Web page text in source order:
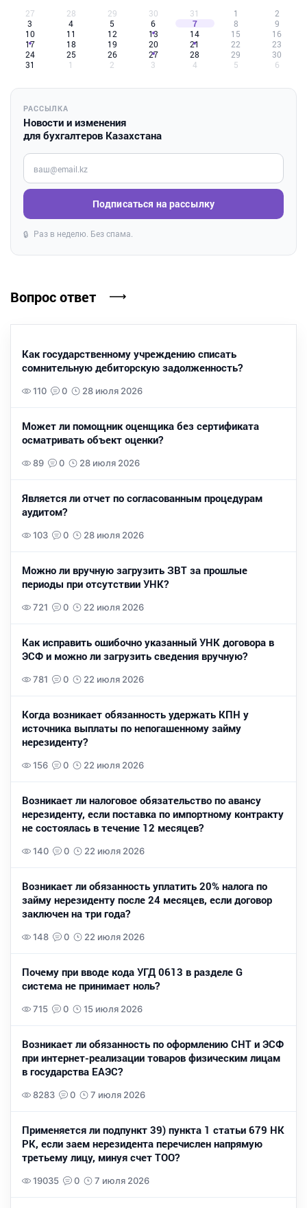
27 28 29 30 31 1
2
3
4 5 6 7 8
9
10
11 12 13 14 15
16
17
18 19 20 21 22
23
24
25 26 27 28 29
30
31
1 2 3 4 5 6
РАССЫЛКА
Новости и изменения
для бухгалтеров Казахстана
Введите ваш e-mail
Подписаться на рассылку
🔒 Раз в неделю. Без спама.
Вопрос ответ
Как государственному учреждению списать
сомнительную дебиторскую задолженность?
110 0 28 июля 2026
Может ли помощник оценщика без сертификата
осматривать объект оценки?
89 0 28 июля 2026
Является ли отчет по согласованным процедурам
аудитом?
103 0 28 июля 2026
Можно ли вручную загрузить ЗВТ за прошлые
периоды при отсутствии УНК?
721 0 22 июля 2026
Как исправить ошибочно указанный УНК договора в
ЭСФ и можно ли загрузить сведения вручную?
781 0 22 июля 2026
Когда возникает обязанность удержать КПН у
источника выплаты по непогашенному займу
нерезиденту?
156 0 22 июля 2026
Возникает ли налоговое обязательство по авансу
нерезиденту, если поставка по импортному контракту
не состоялась в течение 12 месяцев?
140 0 22 июля 2026
Возникает ли обязанность уплатить 20% налога по
займу нерезиденту после 24 месяцев, если договор
заключен на три года?
148 0 22 июля 2026
Почему при вводе кода УГД 0613 в разделе G
система не принимает ноль?
715 0 15 июля 2026
Возникает ли обязанность по оформлению СНТ и ЭСФ
при интернет-реализации товаров физическим лицам
в государства ЕАЭС?
8283 0 7 июля 2026
Применяется ли подпункт 39) пункта 1 статьи 679 НК
РК, если заем нерезидента перечислен напрямую
третьему лицу, минуя счет ТОО?
19035 0 7 июля 2026